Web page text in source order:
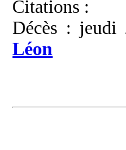
Citations :
Décès : jeudi
Léon